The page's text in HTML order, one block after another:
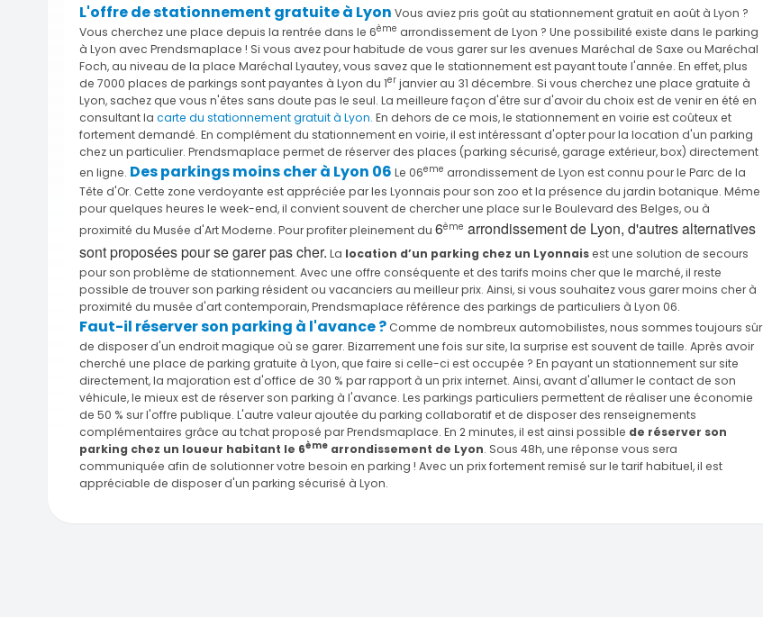
L'offre de stationnement gratuite à Lyon Vous aviez pris goût au stationnement gratuit en août à Lyon ?
Vous cherchez une place depuis la rentrée dans le 6ème arrondissement de Lyon ? Une possibilité existe dans le parking
à Lyon avec Prendsmaplace ! Si vous avez pour habitude de vous garer sur les avenues Maréchal de Saxe ou Maréchal
Foch, au niveau de la place Maréchal Lyautey, vous savez que le stationnement est payant toute l'année. En effet, plus
de 7000 places de parkings sont payantes à Lyon du 1er janvier au 31 décembre. Si vous cherchez une place gratuite à
Lyon, sachez que vous n'êtes sans doute pas le seul. La meilleure façon d'être sur d'avoir du choix est de venir en été en
consultant la carte du stationnement gratuit à Lyon. En dehors de ce mois, le stationnement en voirie est coûteux et
fortement demandé. En complément du stationnement en voirie, il est intéressant d'opter pour la location d'un parking
chez un particulier. Prendsmaplace permet de réserver des places (parking sécurisé, garage extérieur, box) directement
en ligne. Des parkings moins cher à Lyon 06 Le 06eme arrondissement de Lyon est connu pour le Parc de la
Tête d'Or. Cette zone verdoyante est appréciée par les Lyonnais pour son zoo et la présence du jardin botanique. Même
pour quelques heures le week-end, il convient souvent de chercher une place sur le Boulevard des Belges, ou à
proximité du Musée d'Art Moderne. Pour profiter pleinement du 6ème arrondissement de Lyon, d'autres alternatives
sont proposées pour se garer pas cher. La location d’un parking chez un Lyonnaisest une solution de secours
pour son problème de stationnement. Avec une offre conséquente et des tarifs moins cher que le marché, il reste
possible de trouver son parking résident ou vacanciers au meilleur prix. Ainsi, si vous souhaitez vous garer moins cher à
proximité du musée d'art contemporain, Prendsmaplace référence des parkings de particuliers à Lyon 06.
Faut-il réserver son parking à l'avance ?Comme de nombreux automobilistes, nous sommes toujours sûr
de disposer d'un endroit magique où se garer. Bizarrement une fois sur site, la surprise est souvent de taille. Après avoir
cherché une place de parking gratuite à Lyon, que faire si celle-ci est occupée ? En payant un stationnement sur site
directement, la majoration est d'office de 30 % par rapport à un prix internet. Ainsi, avant d'allumer le contact de son
véhicule, le mieux est de réserver son parking à l'avance. Les parkings particuliers permettent de réaliser une économie
de 50 % sur l'offre publique. L'autre valeur ajoutée du parking collaboratif et de disposer des renseignements
complémentaires grâce au tchat proposé par Prendsmaplace. En 2 minutes, il est ainsi possible de réserver son
parking chez un loueur habitant le 6ème arrondissement de Lyon. Sous 48h, une réponse vous sera
communiquée afin de solutionner votre besoin en parking ! Avec un prix fortement remisé sur le tarif habituel, il est
appréciable de disposer d'un parking sécurisé à Lyon.